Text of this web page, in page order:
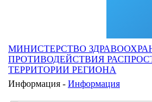
МИНИСТЕРСТВО
ПРОТИВОДЕЙСТВИЯ
ТЕРРИТОРИИ РЕГИОНА
Информация - Информация